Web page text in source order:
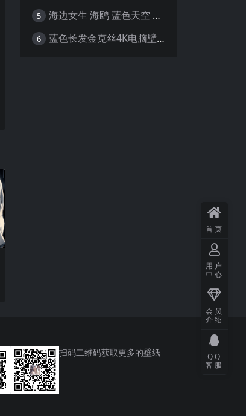
5 海边女生 海鸥 蓝色天空 4K壁纸
6 蓝色长发金克丝4K电脑壁纸
扫码二维码获取更多的壁纸
首页
用户
中心
会员
介绍
QQ
客服